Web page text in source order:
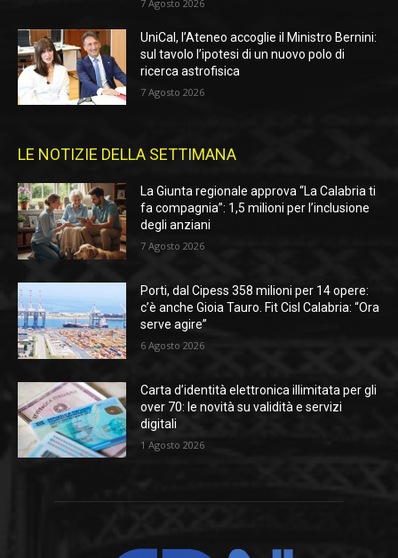
7 Agosto 2026
UniCal, l’Ateneo accoglie il Ministro Bernini:
sul tavolo l’ipotesi di un nuovo polo di
ricerca astrofisica
7 Agosto 2026
LE NOTIZIE DELLA SETTIMANA
La Giunta regionale approva “La Calabria ti
fa compagnia”: 1,5 milioni per l’inclusione
degli anziani
7 Agosto 2026
Porti, dal Cipess 358 milioni per 14 opere:
c’è anche Gioia Tauro. Fit Cisl Calabria: “Ora
serve agire”
6 Agosto 2026
Carta d’identità elettronica illimitata per gli
over 70: le novità su validità e servizi
digitali
1 Agosto 2026